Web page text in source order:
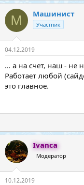
М Машинист
Участник
04.12.2019
... а на счет, наш - не
Работает любой
это главное.
Ivanca
Модератор
10.12.2019